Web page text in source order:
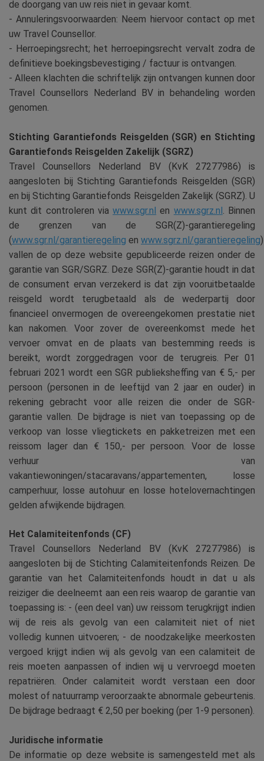
de doorgang van uw reis niet in gevaar komt.
- Annuleringsvoorwaarden: Neem hiervoor contact op met
uw Travel Counsellor.
- Herroepingsrecht; het herroepingsrecht vervalt zodra de
definitieve boekingsbevestiging / factuur is ontvangen.
- Alleen klachten die schriftelijk zijn ontvangen kunnen door
Travel Counsellors Nederland BV in behandeling worden
genomen.
Stichting Garantiefonds Reisgelden (SGR) en Stichting
Garantiefonds Reisgelden Zakelijk (SGRZ)
Travel Counsellors Nederland BV (KvK 27277986) is
aangesloten bij Stichting Garantiefonds Reisgelden (SGR)
en bij Stichting Garantiefonds Reisgelden Zakelijk (SGRZ). U
kunt dit controleren viawww.sgr.nl en www.sgrz.nl. Binnen
de grenzen van de SGR(Z)-garantieregeling
(www.sgr.nl/garantieregeling en www.sgrz.nl/garantieregeling)
vallen de op deze website gepubliceerde reizen onder de
garantie van SGR/SGRZ. Deze SGR(Z)-garantie houdt in dat
de consument ervan verzekerd is dat zijn vooruitbetaalde
reisgeld wordt terugbetaald als de wederpartij door
financieel onvermogen de overeengekomen prestatie niet
kan nakomen. Voor zover de overeenkomst mede het
vervoer omvat en de plaats van bestemming reeds is
bereikt, wordt zorggedragen voor de terugreis. Per 01
februari 2021 wordt een SGR publieksheffing van € 5,- per
persoon (personen in de leeftijd van 2 jaar en ouder) in
rekening gebracht voor alle reizen die onder de SGR-
garantie vallen. De bijdrage is niet van toepassing op de
verkoop van losse vliegtickets en pakketreizen met een
reissom lager dan € 150,- per persoon. Voor de losse
verhuur van
vakantiewoningen/stacaravans/appartementen, losse
camperhuur, losse autohuur en losse hotelovernachtingen
gelden afwijkende bijdragen.
Het Calamiteitenfonds (CF)
Travel Counsellors Nederland BV (KvK 27277986) is
aangesloten bij de Stichting Calamiteitenfonds Reizen. De
garantie van het Calamiteitenfonds houdt in dat u als
reiziger die deelneemt aan een reis waarop de garantie van
toepassing is: - (een deel van) uw reissom terugkrijgt indien
wij de reis als gevolg van een calamiteit niet of niet
volledig kunnen uitvoeren; - de noodzakelijke meerkosten
vergoed krijgt indien wij als gevolg van een calamiteit de
reis moeten aanpassen of indien wij u vervroegd moeten
repatriëren. Onder calamiteit wordt verstaan een door
molest of natuurramp veroorzaakte abnormale gebeurtenis.
De bijdrage bedraagt € 2,50 per boeking (per 1-9 personen).
Juridische informatie
De informatie op deze website is samengesteld met als